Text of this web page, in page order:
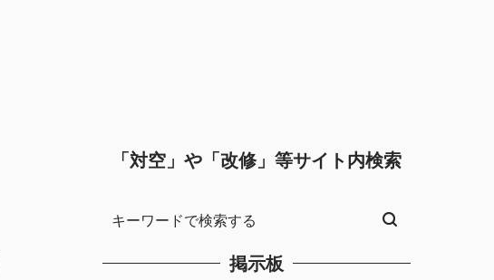
「対空」や「改修」等サイト内検索
掲示板